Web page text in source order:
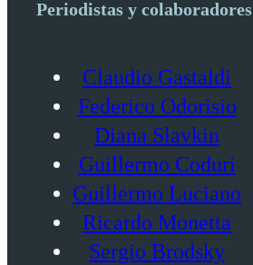
Periodistas y colaboradores
Claudio Gastaldi
Federico Odorisio
Diana Slavkin
Guillermo Coduri
Guillermo Luciano
Ricardo Monetta
Sergio Brodsky